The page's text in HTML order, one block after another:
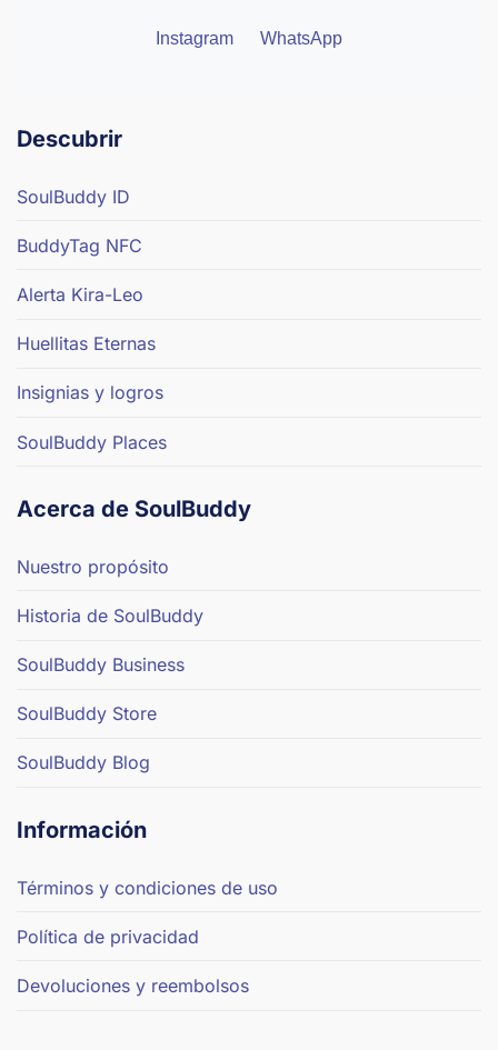
Instagram WhatsApp
Descubrir
SoulBuddy ID
BuddyTag NFC
Alerta Kira-Leo
Huellitas Eternas
Insignias y logros
SoulBuddy Places
Acerca de SoulBuddy
Nuestro propósito
Historia de SoulBuddy
SoulBuddy Business
SoulBuddy Store
SoulBuddy Blog
Información
Términos y condiciones de uso
Política de privacidad
Devoluciones y reembolsos